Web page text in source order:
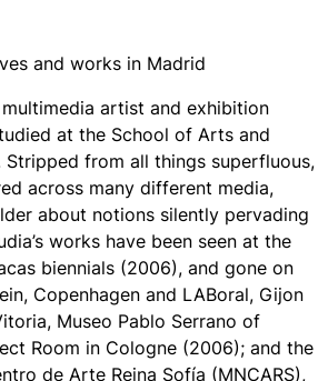
and works in Madrid
artist and exhibition
at the School of Arts and
Stripped from all things superfluous,
across many different media,
about notions silently pervading
works have been seen at the
biennials (2006), and gone on
Copenhagen and LABoral, Gijon
Museo Pablo Serrano of
Room in Cologne (2006); and the
de Arte Reina Sofía (MNCARS),